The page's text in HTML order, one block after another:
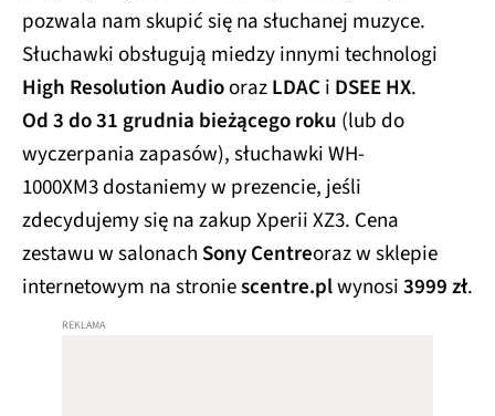
pozwala nam skupić się na słuchanej muzyce.
Słuchawki obsługują miedzy innymi technologi
High Resolution AudioorazLDAC i DSEE HX.
Od 3 do 31 grudnia bieżącego roku (lub do
wyczerpania zapasów), słuchawki WH-
1000XM3 dostaniemy w prezencie, jeśli
zdecydujemy się na zakup Xperii XZ3. Cena
zestawu w salonach Sony Centreoraz w sklepie
internetowym na stroniescentre.plwynosi 3999 zł.